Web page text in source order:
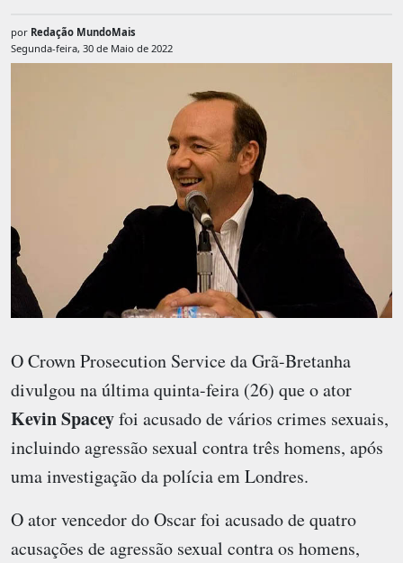
por Redação MundoMais
Segunda-feira, 30 de Maio de 2022
O Crown Prosecution Service da Grã-Bretanha
divulgou na última quinta-feira (26) que o ator
Kevin Spaceyfoi acusado de vários crimes sexuais,
incluindo agressão sexual contra três homens, após
uma investigação da polícia em Londres.
O ator vencedor do Oscar foi acusado de quatro
acusações de agressão sexual contra os homens,